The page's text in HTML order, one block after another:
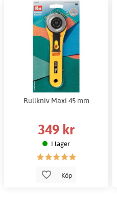
Rullkniv Maxi 45 mm
349 kr
I lager
Köp